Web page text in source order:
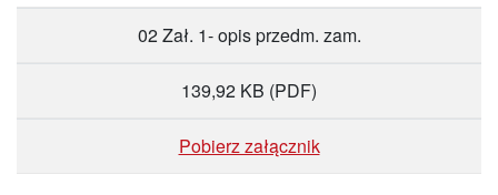
02 Zał. 1- opis przedm. zam.
139,92 KB (PDF)
Pobierz załącznik